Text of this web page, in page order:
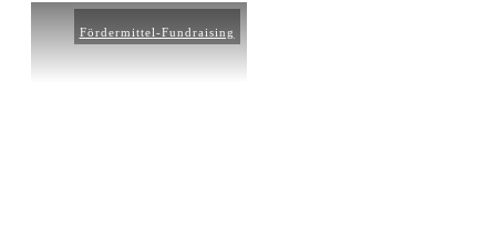
Fördermittel-Fundraising